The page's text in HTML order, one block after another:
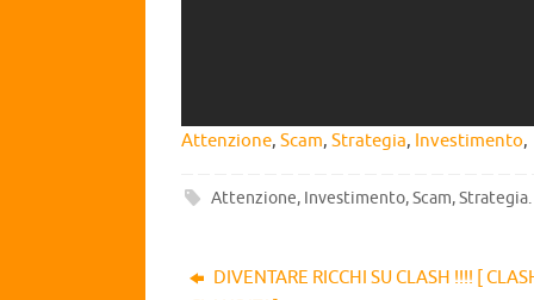
Attenzione, Scam, Strategia, Investimento,
Attenzione, Investimento,Scam,Strategia.
DIVENTARE RICCHI SU CLASH !!!! [